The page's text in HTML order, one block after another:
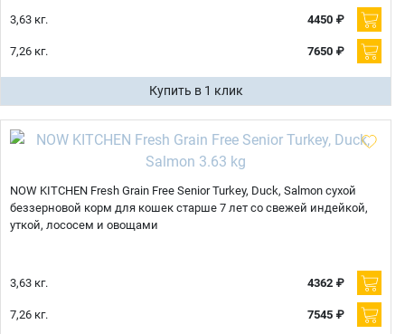
3,63 кг. 4450 ₽
7,26 кг. 7650 ₽
Купить в 1 клик
NOW KITCHEN Fresh Grain Free Senior Turkey, Duck, Salmon сухой
беззерновой корм для кошек старше 7 лет со свежей индейкой,
уткой, лососем и овощами
3,63 кг. 4362 ₽
7,26 кг. 7545 ₽